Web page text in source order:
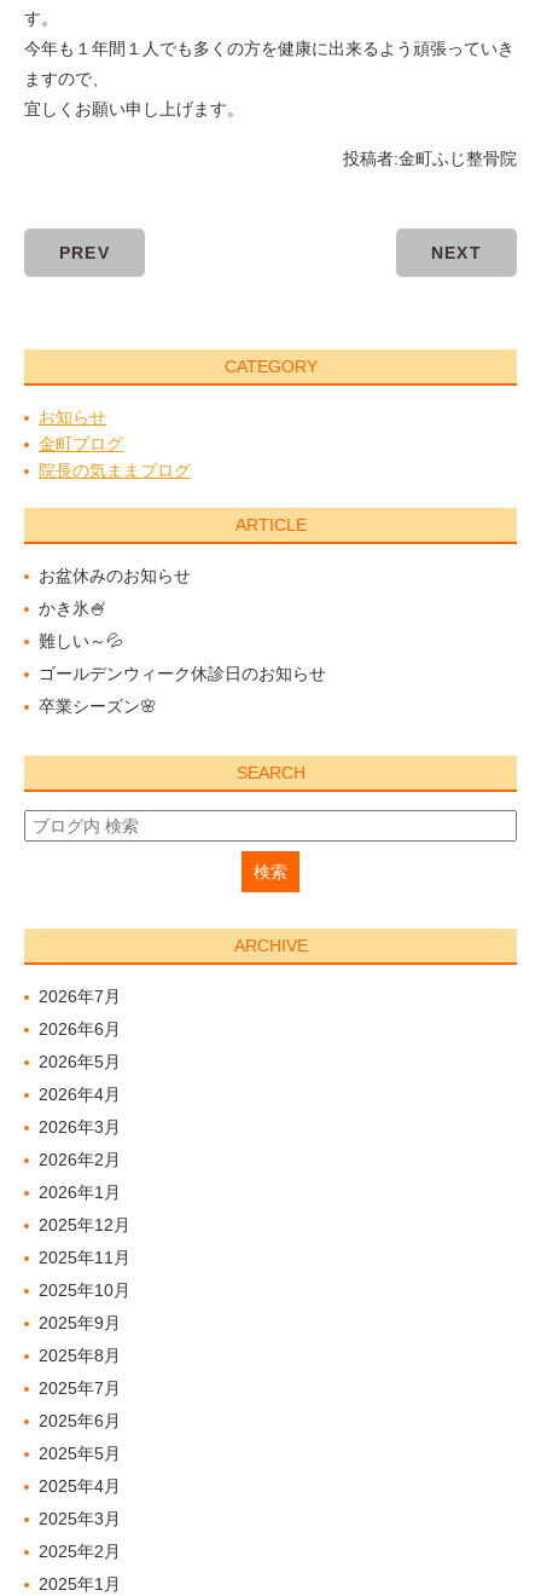
す。
今年も１年間１人でも多くの方を健康に出来るよう頑張っていき
ますので、
宜しくお願い申し上げます。
投稿者:金町ふじ整骨院
PREV NEXT
CATEGORY
お知らせ
金町ブログ
院長の気ままブログ
ARTICLE
お盆休みのお知らせ
かき氷🍧
難しい～💦
ゴールデンウィーク休診日のお知らせ
卒業シーズン🌸
SEARCH
ARCHIVE
2026年7月
2026年6月
2026年5月
2026年4月
2026年3月
2026年2月
2026年1月
2025年12月
2025年11月
2025年10月
2025年9月
2025年8月
2025年7月
2025年6月
2025年5月
2025年4月
2025年3月
2025年2月
2025年1月